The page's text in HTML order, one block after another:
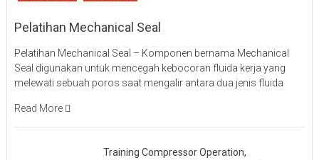
Pelatihan Mechanical Seal
Pelatihan Mechanical Seal – Komponen bernama Mechanical
Seal digunakan untuk mencegah kebocoran fluida kerja yang
melewati sebuah poros saat mengalir antara dua jenis fluida
Read More
Training Compressor Operation,